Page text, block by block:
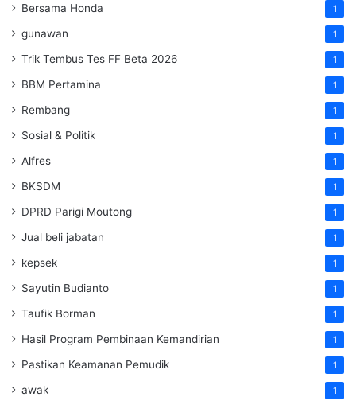
Bersama Honda 1
gunawan 1
Trik Tembus Tes FF Beta 2026 1
BBM Pertamina 1
Rembang 1
Sosial & Politik 1
Alfres 1
BKSDM 1
DPRD Parigi Moutong 1
Jual beli jabatan 1
kepsek 1
Sayutin Budianto 1
Taufik Borman 1
Hasil Program Pembinaan Kemandirian 1
Pastikan Keamanan Pemudik 1
awak 1